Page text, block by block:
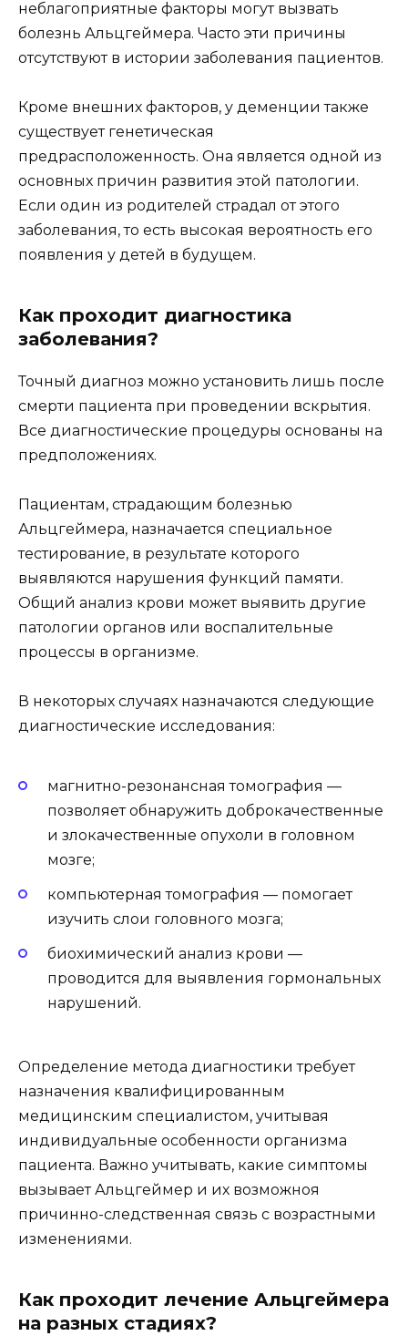
неблагоприятные факторы могут вызвать
болезнь Альцгеймера. Часто эти причины
отсутствуют в истории заболевания пациентов.
Кроме внешних факторов, у деменции также
существует генетическая
предрасположенность. Она является одной из
основных причин развития этой патологии.
Если один из родителей страдал от этого
заболевания, то есть высокая вероятность его
появления у детей в будущем.
Как проходит диагностика
заболевания?
Точный диагноз можно установить лишь после
смерти пациента при проведении вскрытия.
Все диагностические процедуры основаны на
предположениях.
Пациентам, страдающим болезнью
Альцгеймера, назначается специальное
тестирование, в результате которого
выявляются нарушения функций памяти.
Общий анализ крови может выявить другие
патологии органов или воспалительные
процессы в организме.
В некоторых случаях назначаются следующие
диагностические исследования:
магнитно-резонансная томография —
позволяет обнаружить доброкачественные
и злокачественные опухоли в головном
мозге;
компьютерная томография — помогает
изучить слои головного мозга;
биохимический анализ крови —
проводится для выявления гормональных
нарушений.
Определение метода диагностики требует
назначения квалифицированным
медицинским специалистом, учитывая
индивидуальные особенности организма
пациента. Важно учитывать, какие симптомы
вызывает Альцгеймер и их возможноя
причинно-следственная связь с возрастными
изменениями.
Как проходит лечение Альцгеймера
на разных стадиях?